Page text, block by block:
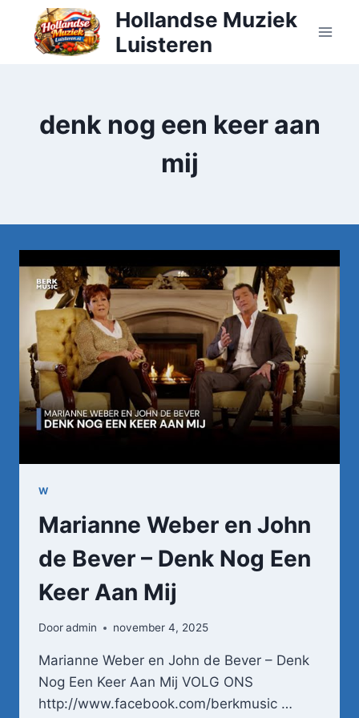
Doorgaan
inhoud
Hollandse Muziek
Luisteren
denk nog een keer aan
mij
W
Marianne Weber en John
de Bever – Denk Nog Een
Keer Aan Mij
Dooradmin november 4, 2025
Marianne Weber en John de Bever – Denk
Nog Een Keer Aan Mij VOLG ONS
http://www.facebook.com/berkmusic …